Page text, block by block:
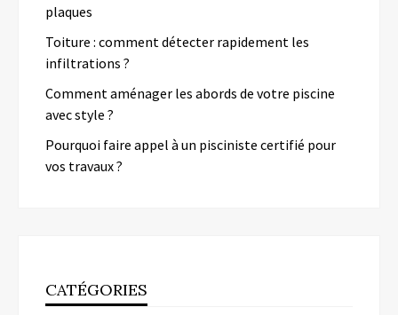
plaques
Toiture : comment détecter rapidement les
infiltrations ?
Comment aménager les abords de votre piscine
avec style ?
Pourquoi faire appel à un pisciniste certifié pour
vos travaux ?
CATÉGORIES